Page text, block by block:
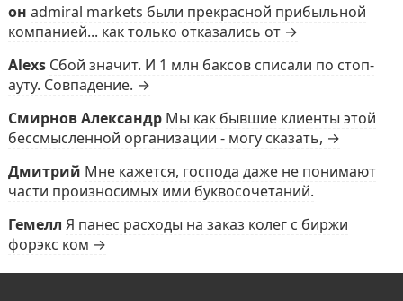
он admiral markets были прекрасной прибыльной
компанией... как только отказались от →
Alexs Сбой значит. И 1 млн баксов списали по стоп-
ауту. Совпадение. →
Смирнов Александр Мы как бывшие клиенты этой
бессмысленной организации - могу сказать, →
Дмитрий Мне кажется, господа даже не понимают
части произносимых ими буквосочетаний.
Гемелл Я панес расходы на заказ колег с биржи
форэкс ком →